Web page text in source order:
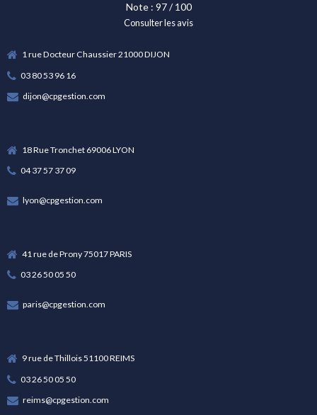
Note : 97 / 100
Consulter les avis
1 rue Docteur Chaussier 21000 DIJON
03 80 53 96 16
dijon@cpgestion.com
18 Rue Tronchet 69006 LYON
04 37 57 37 09
lyon@cpgestion.com
41 rue de Prony 75017 PARIS
03 26 50 05 50
paris@cpgestion.com
9 rue de Thillois 51100 REIMS
03 26 50 05 50
reims@cpgestion.com